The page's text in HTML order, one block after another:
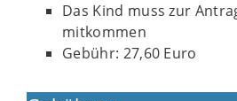
Das Kind muss zur
mitkommen
Gebühr: 27,60 Euro